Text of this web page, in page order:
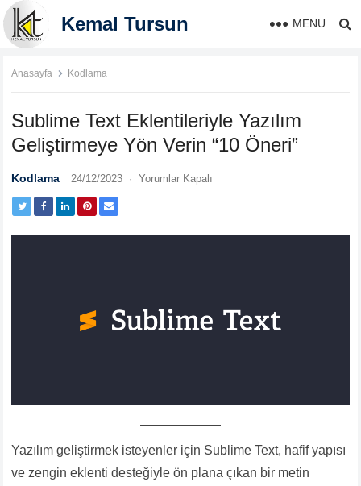
Kemal Tursun MENU
Anasayfa Kodlama
Sublime Text Eklentileriyle Yazılım
Geliştirmeye Yön Verin “10 Öneri”
Kodlama 24/12/2023 · Yorumlar Kapalı
Yazılım geliştirmek isteyenler için Sublime Text, hafif yapısı
ve zengin eklenti desteğiyle ön plana çıkan bir metin